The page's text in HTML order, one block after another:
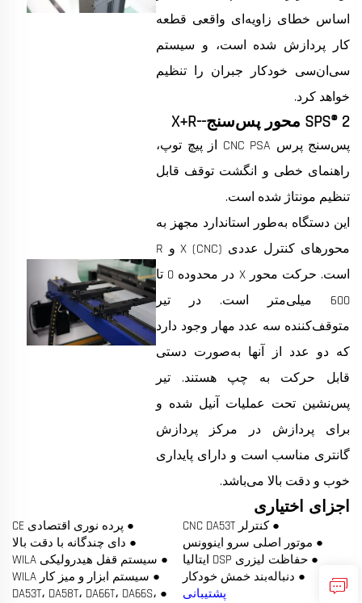
اساس خطای زاویه‌ای واقعی قطعه
کار پردازش شده است، و سیستم
سی‌ان‌سی خودکار جبران را تنظیم
خواهد کرد.
SPS® 2 محور پس‌سنج--X+R
پس‌سنج پرس CNC PSA از پیچ توپ،
راهنمای خطی و انگشت توقف قابل
تنظیم مونتاژ شده است.
این دستگاه به‌طور استاندارد مجهز به
محورهای کنترل عددی (CNC) X و R
است. حرکت محور X در محدوده 0 تا
600 میلی‌متر است. در تیر
متوقف‌کننده سه عدد مهار وجود دارد
که دو عدد از آنها به‌صورت دستی
قابل حرکت به چپ هستند. تیر
پس‌نشین تحت عملیات آنیل شده و
برای پردازش در مرکز پردازش
گانتری مناسب است و دارای پایداری
خوب و دقت بالا می‌باشد.
اجزای اختیاری
● کنترلر CNC DA53T
● موتور اصلی سرو اینوونس
● حفاظت لیزری DSP ایتالیا
● دنباله‌بند خمش خودکار
پشتیبانی
● پرده نوری اقتصادی CE
● دای چندگانه با دقت بالا
● سیستم قفل هیدرولیکی WILA
● سیستم ابزار و میز کار WILA
● DA53T، DA58T، DA66T، DA66S،